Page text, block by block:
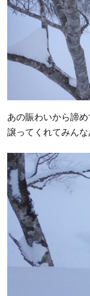
あの賑わいから諦
譲ってくれてみんな